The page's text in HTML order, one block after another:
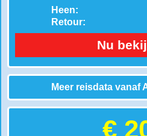
Heen:
Retour:
Nu
Meer reisdata vanaf
€